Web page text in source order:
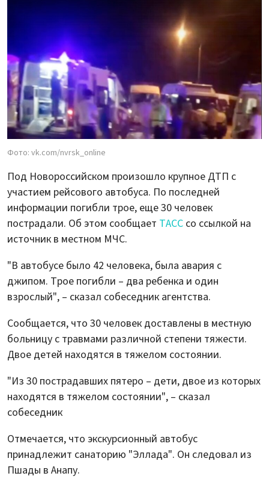
Фото: vk.com/nvrsk_online
Под Новороссийском произошло крупное ДТП с
участием рейсового автобуса. По последней
информации погибли трое, еще 30 человек
пострадали. Об этом сообщает ТАСС со ссылкой на
источник в местном МЧС.
"В автобусе было 42 человека, была авария с
джипом. Трое погибли – два ребенка и один
взрослый", – сказал собеседник агентства.
Сообщается, что 30 человек доставлены в местную
больницу с травмами различной степени тяжести.
Двое детей находятся в тяжелом состоянии.
"Из 30 пострадавших пятеро – дети, двое из которых
находятся в тяжелом состоянии", – сказал
собеседник
Отмечается, что экскурсионный автобус
принадлежит санаторию "Эллада". Он следовал из
Пшады в Анапу.